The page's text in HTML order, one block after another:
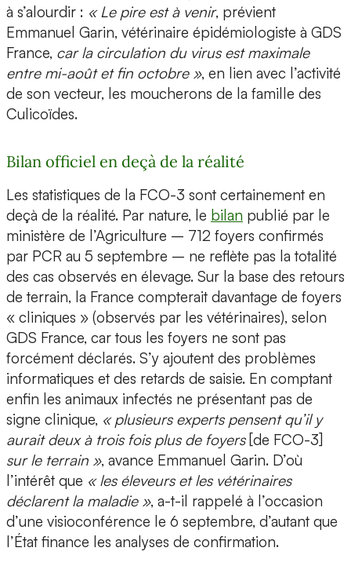
à s’alourdir : « Le pire est à venir, prévient
Emmanuel Garin, vétérinaire épidémiologiste à GDS
France, car la circulation du virus est maximale
entre mi-août et fin octobre », en lien avec l’activité
de son vecteur, les moucherons de la famille des
Culicoïdes.
Bilan officiel en deçà de la réalité
Les statistiques de la FCO-3 sont certainement en
deçà de la réalité. Par nature, le bilan publié par le
ministère de l’Agriculture – 712 foyers confirmés
par PCR au 5 septembre – ne reflète pas la totalité
des cas observés en élevage. Sur la base des retours
de terrain, la France compterait davantage de foyers
« cliniques » (observés par les vétérinaires), selon
GDS France, car tous les foyers ne sont pas
forcément déclarés. S’y ajoutent des problèmes
informatiques et des retards de saisie. En comptant
enfin les animaux infectés ne présentant pas de
signe clinique, « plusieurs experts pensent qu’il y
aurait deux à trois fois plus de foyers [de FCO-3]
sur le terrain », avance Emmanuel Garin. D’où
l’intérêt que « les éleveurs et les vétérinaires
déclarent la maladie », a-t-il rappelé à l’occasion
d’une visioconférence le 6 septembre, d’autant que
l’État finance les analyses de confirmation.